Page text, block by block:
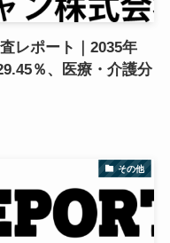
レポート｜2035年
％、医療・介護分
その他